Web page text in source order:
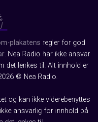
plakatens regler for god
. Nea Radio har ikke ansvar
det lenkes til. Alt innhold er
© Nea Radio.
og kan ikke viderebenyttes
ansvarlig for innhold på